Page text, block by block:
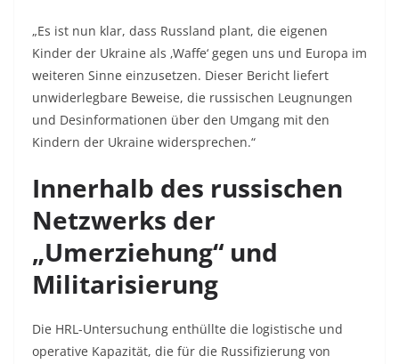
„Es ist nun klar, dass Russland plant, die eigenen
Kinder der Ukraine als ‚Waffe‘ gegen uns und Europa im
weiteren Sinne einzusetzen. Dieser Bericht liefert
unwiderlegbare Beweise, die russischen Leugnungen
und Desinformationen über den Umgang mit den
Kindern der Ukraine widersprechen.“
Innerhalb des russischen
Netzwerks der
„Umerziehung“ und
Militarisierung
Die HRL-Untersuchung enthüllte die logistische und
operative Kapazität, die für die Russifizierung von